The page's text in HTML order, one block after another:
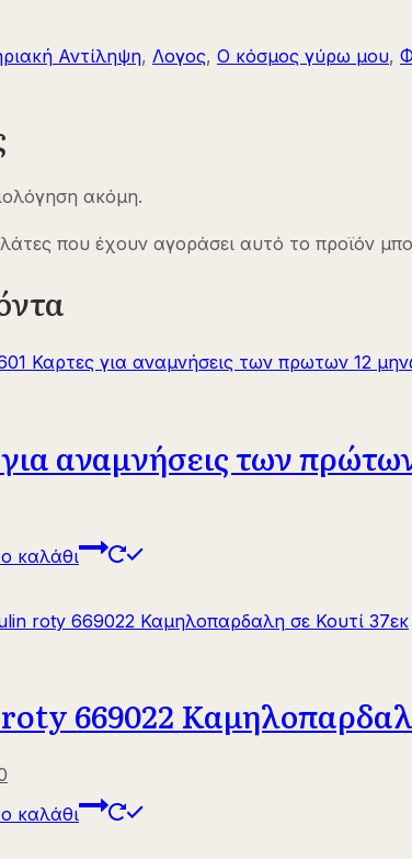
Αντίληψη, Λογος, Ο κόσμος γύρω μου,
ακόμη.
που έχουν αγοράσει αυτό το προϊόν
αναμνήσεις των
καλάθι
669022
τρέχουσα
καλάθι